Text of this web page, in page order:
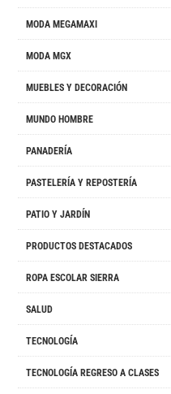
MODA MEGAMAXI
MODA MGX
MUEBLES Y DECORACIÓN
MUNDO HOMBRE
PANADERÍA
PASTELERÍA Y REPOSTERÍA
PATIO Y JARDÍN
PRODUCTOS DESTACADOS
ROPA ESCOLAR SIERRA
SALUD
TECNOLOGÍA
TECNOLOGÍA REGRESO A CLASES